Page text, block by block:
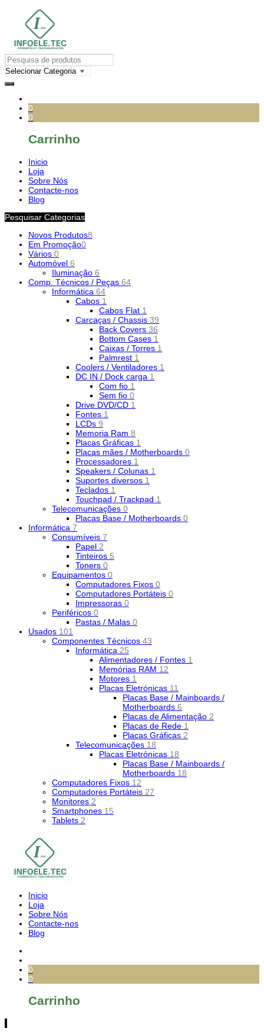
0
0
Carrinho
Inicio
Loja
Sobre Nós
Contacte-nos
Blog
Pesquisar Categorias
Novos Produtos8
Em Promoção0
Vários 0
Automóvel 6
Iluminação 6
Comp. Técnicos / Peças 64
Informática 64
Cabos 1
Cabos Flat 1
Carcaças / Chassis 39
Back Covers 36
Bottom Cases 1
Caixas / Torres 1
Palmrest 1
Coolers / Ventiladores 1
DC IN / Dock carga 1
Com fio 1
Sem fio 0
Drive DVD/CD 1
Fontes 1
LCDs 9
Memoria Ram 8
Placas Gráficas 1
Placas mães / Motherboards 0
Processadores 1
Speakers / Colunas 1
Suportes diversos 1
Teclados 1
Touchpad / Trackpad 1
Telecomunicações 0
Placas Base / Motherboards 0
Informática 7
Consumíveis 7
Papel 2
Tinteiros 5
Toners 0
Equipamentos 0
Computadores Fixos 0
Computadores Portáteis 0
Impressoras 0
Periféricos 0
Pastas / Malas 0
Usados 101
Componentes Técnicos 43
Informática 25
Alimentadores / Fontes 1
Memórias RAM 12
Motores 1
Placas Eletrónicas 11
Placas Base / Mainboards /
Motherboards 6
Placas de Alimentação 2
Placas de Rede 1
Placas Gráficas 2
Telecomunicações 18
Placas Eletrónicas 18
Placas Base / Mainboards /
Motherboards 18
Computadores Fixos 12
Computadores Portáteis 27
Monitores 2
Smartphones 15
Tablets 2
Inicio
Loja
Sobre Nós
Contacte-nos
Blog
0
0
Carrinho